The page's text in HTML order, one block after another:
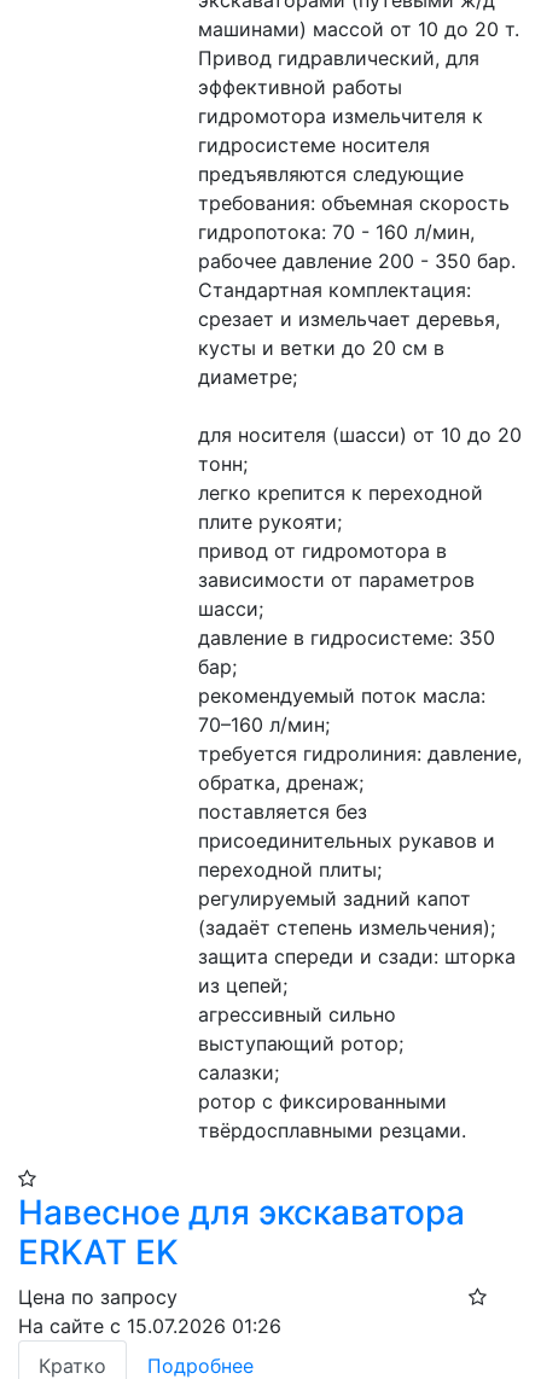
машинами) массой от 10 до 20 т.
Привод гидравлический, для
эффективной работы
гидромотора измельчителя к
гидросистеме носителя
предъявляются следующие
требования: объемная скорость
гидропотока: 70 - 160 л/мин,
рабочее давление 200 - 350 бар.
Стандартная комплектация:
срезает и измельчает деревья,
кусты и ветки до 20 см в
диаметре;
для носителя (шасси) от 10 до 20
тонн;
легко крепится к переходной
плите рукояти;
привод от гидромотора в
зависимости от параметров
шасси;
давление в гидросистеме: 350
бар;
рекомендуемый поток масла:
70–160 л/мин;
требуется гидролиния: давление,
обратка, дренаж;
поставляется без
присоединительных рукавов и
переходной плиты;
регулируемый задний капот
(задаёт степень измельчения);
защита спереди и сзади: шторка
из цепей;
агрессивный сильно
выступающий ротор;
салазки;
ротор с фиксированными
твёрдосплавными резцами.
Навесное для экскаватора
ERKAT EK
Цена по запросу
На сайте с 15.07.2026 01:26
Кратко
Подробнее